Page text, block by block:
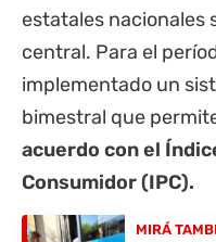
estatales nacionales
central. Para el
implementado un
bimestral que
acuerdo con el
Consumidor (IPC).
MIRÁ